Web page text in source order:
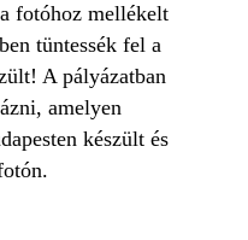
fotóhoz mellékelt
tüntessék fel a
A pályázatban
amelyen
készült és